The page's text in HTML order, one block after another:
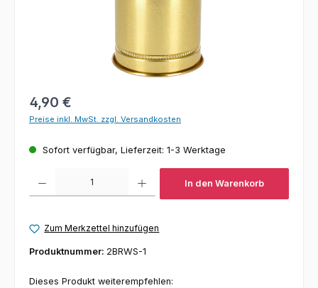
Regulärer Preis:
4,90 €
Preise inkl. MwSt. zzgl. Versandkosten
Sofort verfügbar, Lieferzeit: 1-3 Werktage
In den Warenkorb
Zum Merkzettel hinzufügen
Produktnummer: 2BRWS-1
Dieses Produkt weiterempfehlen: